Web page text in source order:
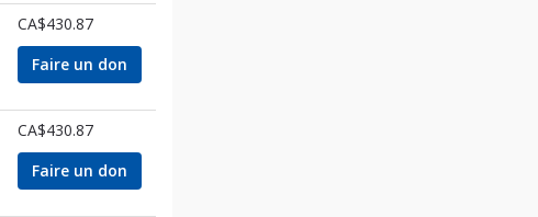
CA$430.87
Faire un don
CA$430.87
Faire un don